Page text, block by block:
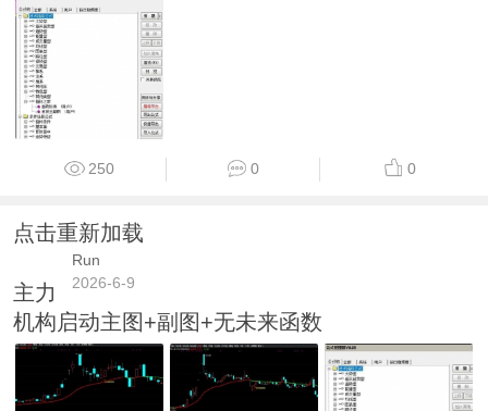
250 0 0
点击重新加载
Run
2026-6-9
主力
机构启动主图+副图+无未来函数